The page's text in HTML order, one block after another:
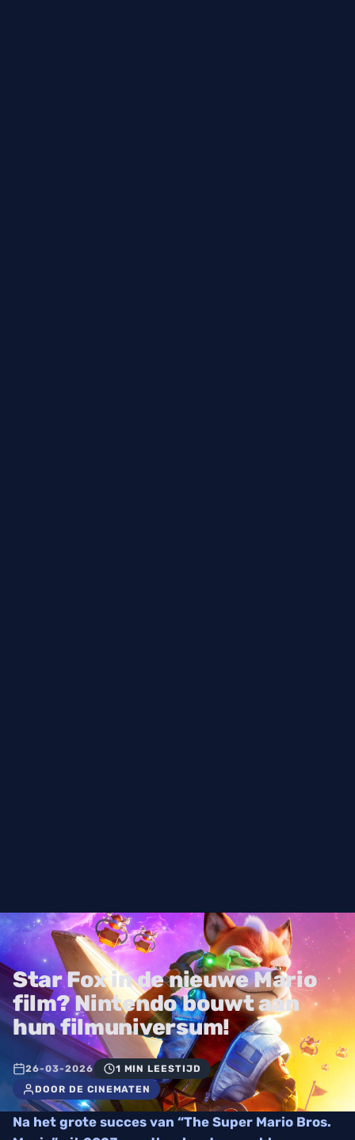
Star Fox in de nieuwe Mario
film? Nintendo bouwt aan
hun filmuniversum!
26-03-2026
1 MIN LEESTIJD
DOOR DE CINEMATEN
Na het grote succes van “The Super Mario Bros.